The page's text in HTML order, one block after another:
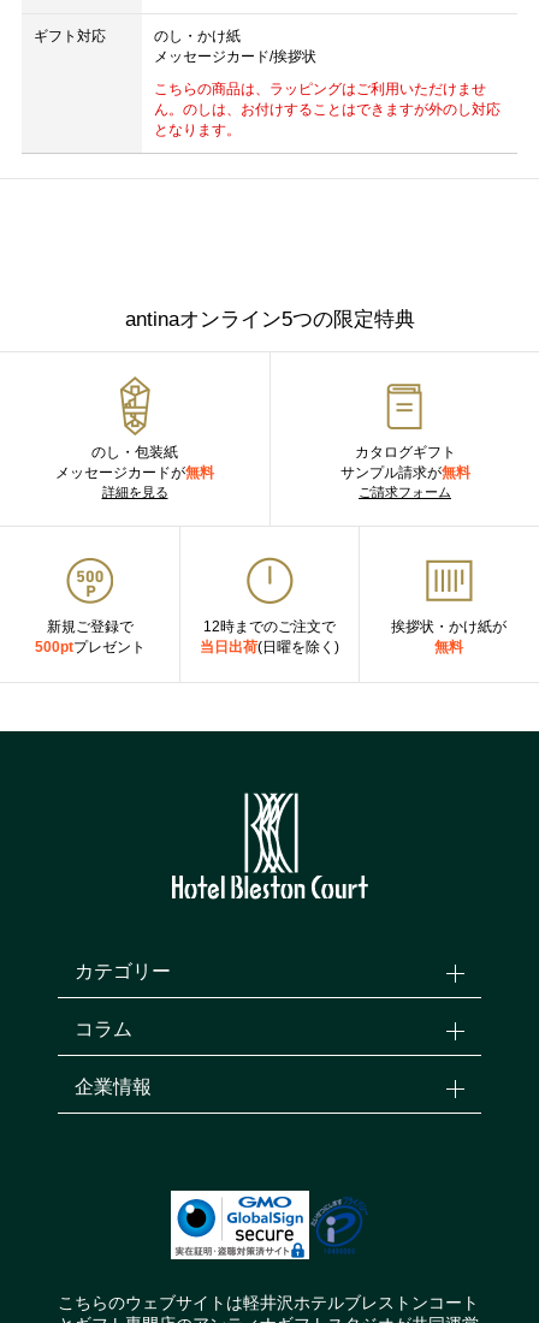
ギフト対応
のし・かけ紙
メッセージカード/挨拶状
こちらの商品は、ラッピングはご利用いただけませ
ん。のしは、お付けすることはできますが外のし対応
となります。
antinaオンライン5つの限定特典
のし・包装紙
メッセージカードが無料
詳細を見る
カタログギフト
サンプル請求が無料
ご請求フォーム
新規ご登録で
500ptプレゼント
12時までのご注文で
当日出荷(日曜を除く)
挨拶状・かけ紙が
無料
カテゴリー
コラム
企業情報
こちらのウェブサイトは軽井沢ホテルブレストンコート